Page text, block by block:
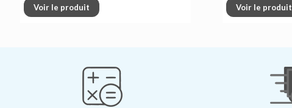
Voir le produit Voir le produit